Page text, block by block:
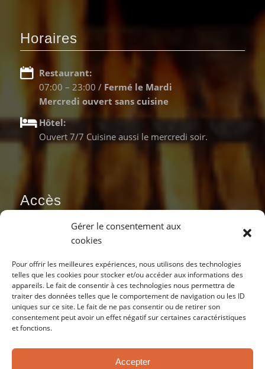
Gérer le consentement aux
cookies
Pour offrir les meilleures expériences, nous utilisons des technologies
telles que les cookies pour stocker et/ou accéder aux informations des
appareils. Le fait de consentir à ces technologies nous permettra de
traiter des données telles que le comportement de navigation ou les ID
uniques sur ce site. Le fait de ne pas consentir ou de retirer son
consentement peut avoir un effet négatif sur certaines caractéristiques
et fonctions.
Accepter
Horaires
Restaurant:
07:00 – 23:00 / Fermé le Mardi
Mercredi ouvert sans cuisine
Hôtel:
Ouvert 7/7 Cuisine aussi le mercredi soir.
Accès